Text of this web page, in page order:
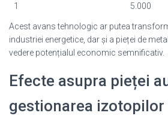
1 5.000
Acest avans tehnologic ar putea
industriei energetice, dar și a pieței de
vedere potențialul economic semnificativ.
Efecte asupra pieței
gestionarea